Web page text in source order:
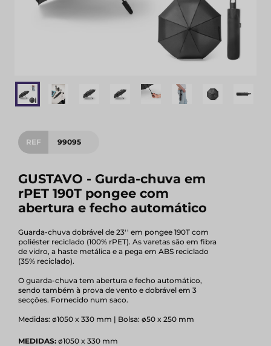
REF 99095
GUSTAVO - Gurda-chuva em
rPET 190T pongee com
abertura e fecho automático
Guarda-chuva dobrável de 23'' em pongee 190T com
poliéster reciclado (100% rPET). As varetas são em fibra
de vidro, a haste metálica e a pega em ABS reciclado
(35% reciclado).
O guarda-chuva tem abertura e fecho automático,
sendo também à prova de vento e dobrável em 3
secções. Fornecido num saco.
Medidas: ø1050 x 330 mm | Bolsa: ø50 x 250 mm
MEDIDAS: ø1050 x 330 mm